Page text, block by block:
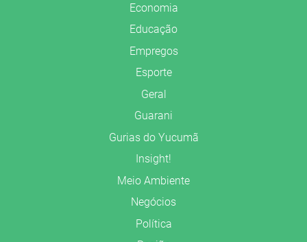
Economia
Educação
Empregos
Esporte
Geral
Guarani
Gurias do Yucumã
Insight!
Meio Ambiente
Negócios
Política